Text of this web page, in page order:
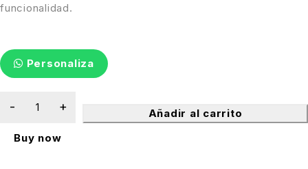
funcionalidad.
Personaliza
Añadir al carrito
Buy now